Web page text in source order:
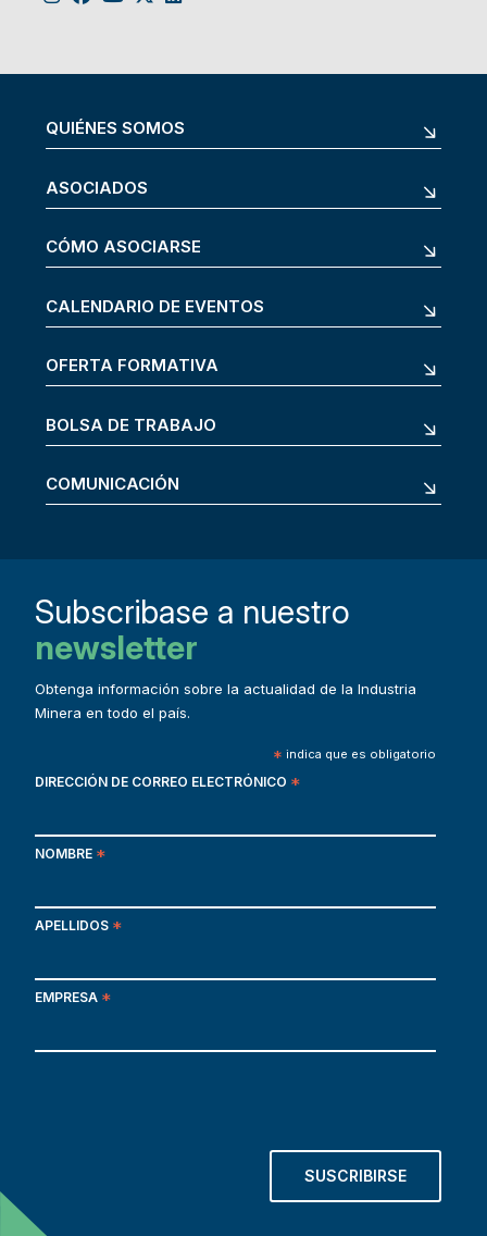
QUIÉNES SOMOS
ASOCIADOS
CÓMO ASOCIARSE
CALENDARIO DE EVENTOS
OFERTA FORMATIVA
BOLSA DE TRABAJO
COMUNICACIÓN
Subscribase a nuestro
newsletter
Obtenga información sobre la actualidad de la Industria
Minera en todo el país.
* indica que es obligatorio
DIRECCIÓN DE CORREO ELECTRÓNICO *
NOMBRE *
APELLIDOS *
EMPRESA *